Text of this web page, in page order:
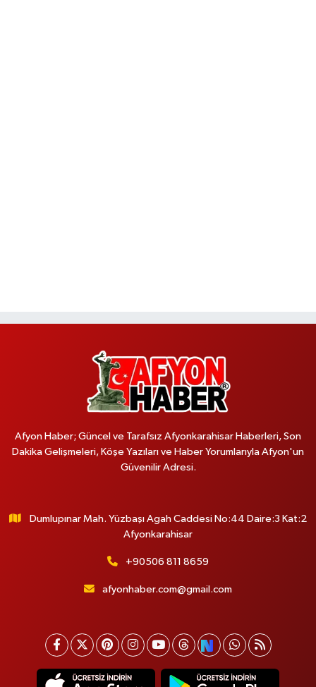
Afyon Haber; Güncel ve Tarafsız Afyonkarahisar Haberleri, Son
Dakika Gelişmeleri, Köşe Yazıları ve Haber Yorumlarıyla Afyon'un
Güvenilir Adresi.
Dumlupınar Mah. Yüzbaşı Agah Caddesi No:44 Daire:3 Kat:2
Afyonkarahisar
+90506 811 8659
afyonhaber.com@gmail.com